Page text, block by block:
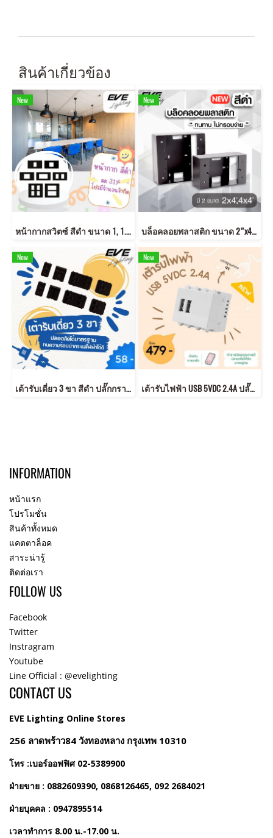
สินค้าเกี่ยวข้อง
New
หน้ากากสวิตซ์ สีดำ ขนาด 1, 1.5, 2, 3 , 4 และ 6 ช่อง สีดำสวย หน้ากากดำ
New
บล็อคลอยพลาสติก ขนาด 2”x4”,4”x4” สีดำ
New
เต้ารับเดี่ยว 3 ขา สีดำ ปลั๊กกราวด์คู่ ได้มาตรฐาน มอก.
New
เต้ารับไฟฟ้า USB 5VDC 2.4A ปลั๊ก USB เต้ารับ USB
INFORMATION
หน้าแรก
โปรโมชั่น
สินค้าทั้งหมด
แคตตาล็อค
สาระน่ารู้
ติดต่อเรา
FOLLOW US
Facebook
Twitter
Instragram
Youtube
Line Official : @evelighting
CONTACT US
EVE Lighting Online Stores
256 ลาดพร้าว84 วังทองหลาง กรุงเทพ 10310
โทร :เบอร์ออฟฟิศ 02-5389900
ฝ่ายขาย : 0882609390, 0868126465, 092 2684021
ฝ่ายบุคคล : 0947895514
เวลาทำการ 8.00 น.-17.00 น.